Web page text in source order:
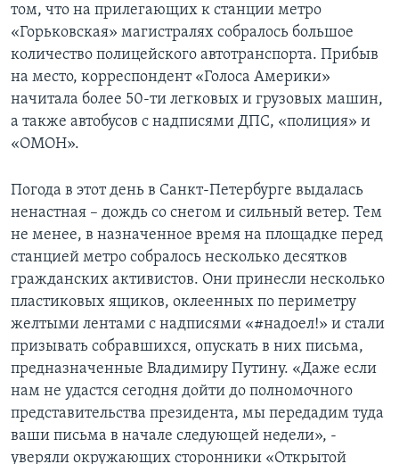
том, что на прилегающих к станции метро
«Горьковская» магистралях собралось большое
количество полицейского автотранспорта. Прибыв
на место, корреспондент «Голоса Америки»
начитала более 50-ти легковых и грузовых машин,
а также автобусов с надписями ДПС, «полиция» и
«ОМОН».
Погода в этот день в Санкт-Петербурге выдалась
ненастная – дождь со снегом и сильный ветер. Тем
не менее, в назначенное время на площадке перед
станцией метро собралось несколько десятков
гражданских активистов. Они принесли несколько
пластиковых ящиков, оклеенных по периметру
желтыми лентами с надписями «#надоел!» и стали
призывать собравшихся, опускать в них письма,
предназначенные Владимиру Путину. «Даже если
нам не удастся сегодня дойти до полномочного
представительства президента, мы передадим туда
ваши письма в начале следующей недели», -
уверяли окружающих сторонники «Открытой